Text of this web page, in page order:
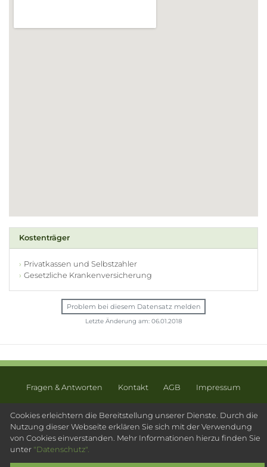
Kostenträger
Privatkassen und Selbstzahler
Gesetzliche Krankenversicherung
Problem bei diesem Datensatz melden
Letzte Änderung am: 06.01.2018
Fragen & Antworten Kontakt AGB Impressum
Datenschutz Sitemap
© 2003 - 2026 Psychotherapeutensuche.de - PsyOS GmbH
Cookies erleichtern die Bereitstellung unserer Dienste. Durch die
Nutzung dieser Webseite erklären Sie sich mit der Verwendung
von Cookies einverstanden. Mehr Informationen hierzu finden Sie
unter "Datenschutz".